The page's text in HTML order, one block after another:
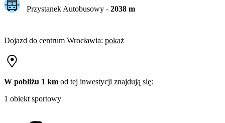
Przystanek Autobusowy - 2038m
Dojazd do centrum Wrocławia: pokaż
W pobliżu 1 km od tej inwestycji znajdują się:
1 obiekt sportowy